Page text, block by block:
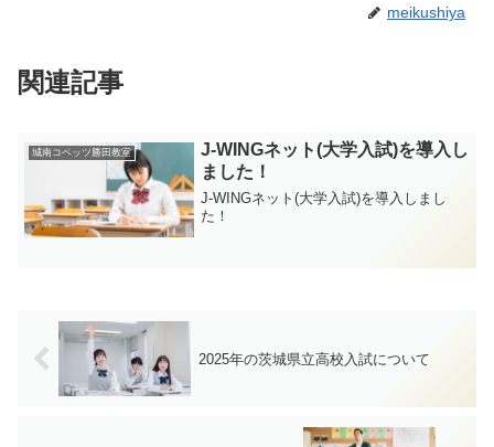
meikushiya
関連記事
城南コベッツ勝田教室
J-WINGネット(大学入試)を導入し
ました！
J-WINGネット(大学入試)を導入しまし
た！
2025年の茨城県立高校入試について